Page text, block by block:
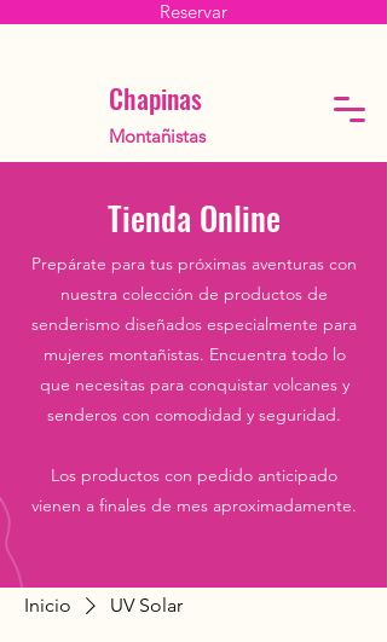
Reservar
Chapinas
Montañistas
Tienda Online
Prepárate para tus próximas aventuras con
nuestra colección de productos de
senderismo diseñados especialmente para
mujeres montañistas. Encuentra todo lo
que necesitas para conquistar volcanes y
senderos con comodidad y seguridad.
Los productos con pedido anticipado
vienen a finales de mes aproximadamente.
Inicio UV Solar